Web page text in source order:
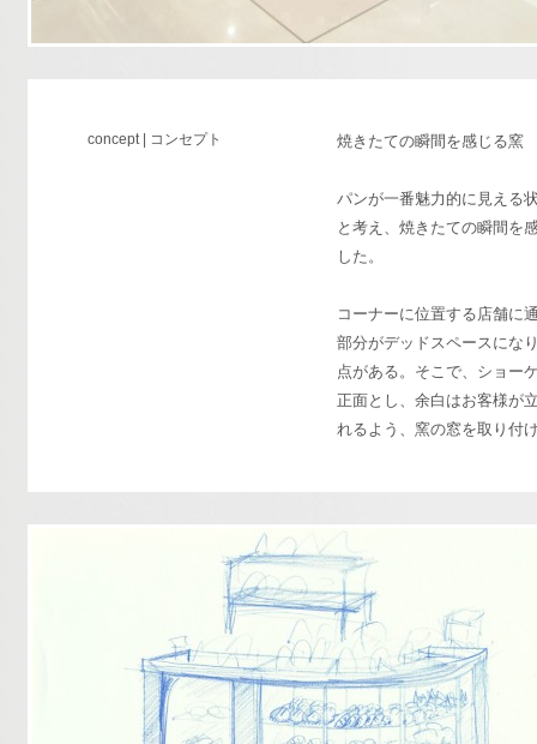
concept | コンセプト 焼きたての瞬間を感じる窯
パンが一番魅力的に見える
と考え、焼きたての瞬間を
した。
コーナーに位置する店舗に
部分がデッドスペースにな
点がある。そこで、ショー
正面とし、余白はお客様が
れるよう、窯の窓を取り付